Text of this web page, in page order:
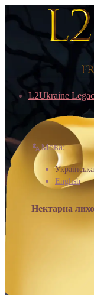
L2Ukraine
Мова:
Українська
English
Нектарна